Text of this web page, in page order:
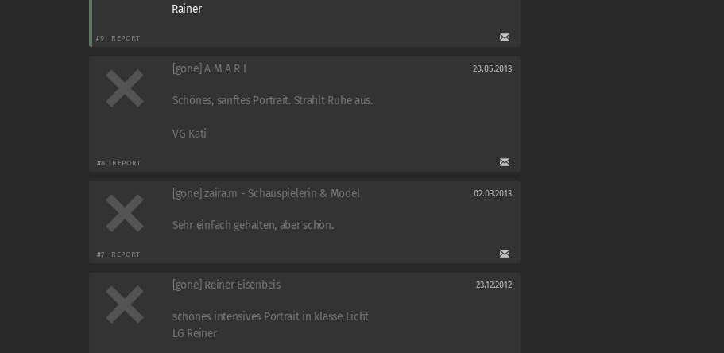
Rainer
#9 REPORT
[gone] A M A R I 20.05.2013
Schönes, sanftes Portrait. Strahlt Ruhe aus.
VG Kati
#8 REPORT
[gone] zaira.m - Schauspielerin & Model 02.03.2013
Sehr einfach gehalten, aber schön.
#7 REPORT
[gone] Reiner Eisenbeis 23.12.2012
schönes intensives Portrait in klasse Licht
LG Reiner